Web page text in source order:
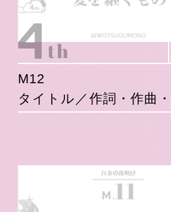
M12
タイトル／作詞・作曲